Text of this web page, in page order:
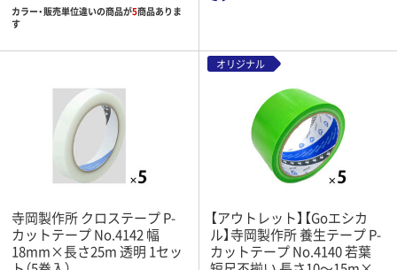
カラー・販売単位違いの商品が5商品ありま
す
寺岡製作所 クロステープ P-
カットテープ No.4142 幅
18mm×長さ25m 透明 1セッ
オリジナル
【アウトレット】【Goエシカ
ル】寺岡製作所 養生テープ P-
カットテープ No.4140 若葉